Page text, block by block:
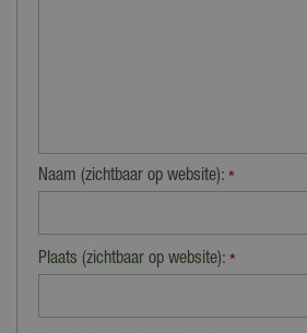
Naam (zichtbaar op website): *
Plaats (zichtbaar op website): *